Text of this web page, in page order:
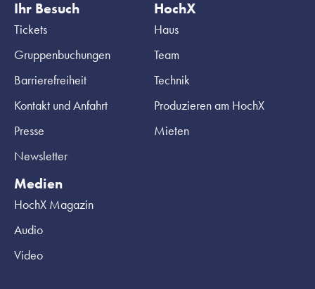
Ihr Besuch
Tickets
Gruppenbuchungen
Barrierefreiheit
Kontakt und Anfahrt
Presse
Newsletter
HochX
Haus
Team
Technik
Produzieren am HochX
Mieten
Medien
HochX Magazin
Audio
Video